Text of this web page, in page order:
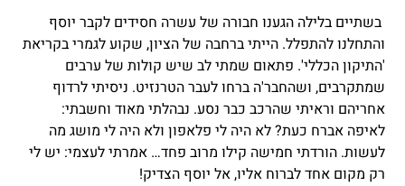
בשתיים בלילה הגענו חבורה של עשרה חסידים לקבר יוסף
והתחלנו להתפלל. הייתי ברחבה של הציון, שקוע לגמרי בקריאת
'התיקון הכללי'. פתאום שמתי לב שיש קולות של ערבים
שמתקרבים, ושהחבר'ה ברחו לעבר הטרנזיט. ניסיתי לרדוף
אחריהם וראיתי שהרכב כבר נסע. נבהלתי מאוד וחשבתי:
לאיפה אברח כעת? לא היה לי פלאפון ולא היה לי מושג מה
לעשות. הורדתי חמישה קילו מרוב פחד… אמרתי לעצמי: יש לי
רק מקום אחד לברוח אליו, אל יוסף הצדיק!